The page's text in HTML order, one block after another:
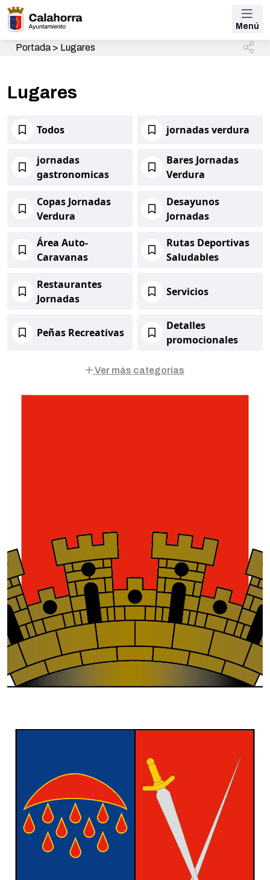
Menú
Portada> Lugares
Lugares
Todos jornadas verdura
jornadas
gastronomicas
Bares Jornadas
Verdura
Copas Jornadas
Verdura
Desayunos
Jornadas
Área Auto-
Caravanas
Rutas Deportivas
Saludables
Restaurantes
Jornadas
Servicios
Peñas Recreativas
Detalles
promocionales
Ver más categorías